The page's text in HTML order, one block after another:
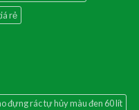
rẻ
đựng rác tự hủy màu đen 60 lít